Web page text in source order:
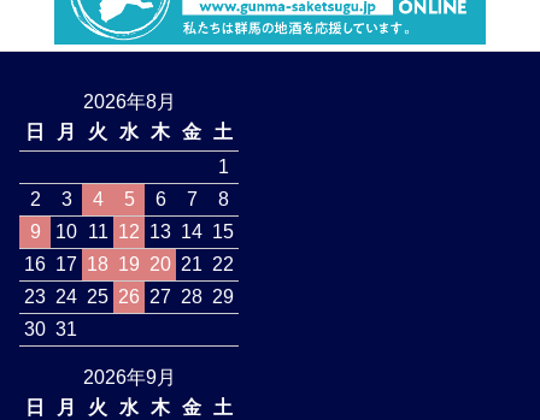
2026年8月
日
月 火 水 木 金 土
1
2
3 4 5 6 7
8
9
10 11 12 13 14 15
16 17 18 19 20 21 22
23 24 25 26 27 28 29
30 31
2026年9月
日
月 火 水 木 金 土